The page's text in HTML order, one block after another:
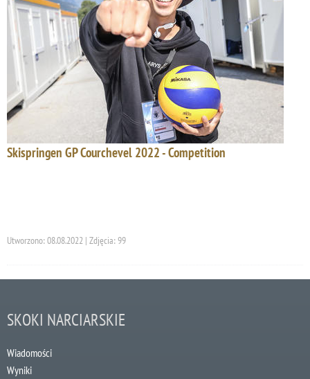
Skispringen GP Courchevel 2022 - Competition
Utworzono: 08.08.2022 | Zdjęcia: 99
SKOKI NARCIARSKIE
Wiadomości
Wyniki